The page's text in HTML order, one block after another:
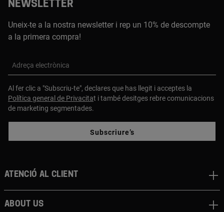
NEWSLETTER
Uneix-te a la nostra newsletter i rep un 10% de descompte
a la primera compra!
Adreça electrònica
Al fer clic a "Subscriu-te", declares que has llegit i acceptes la
Política general de Privacitat i també desitges rebre comunicacions
de marketing segmentades.
Subscriure’s
Atenció al client
About us